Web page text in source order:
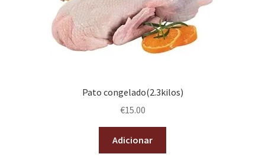
Pato congelado(2.3kilos)
€15.00
Adicionar